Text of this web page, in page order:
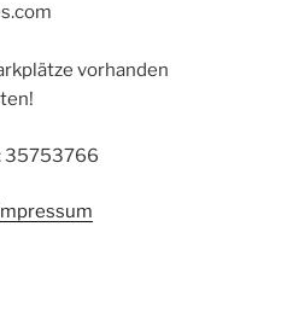
vorhanden
35753766